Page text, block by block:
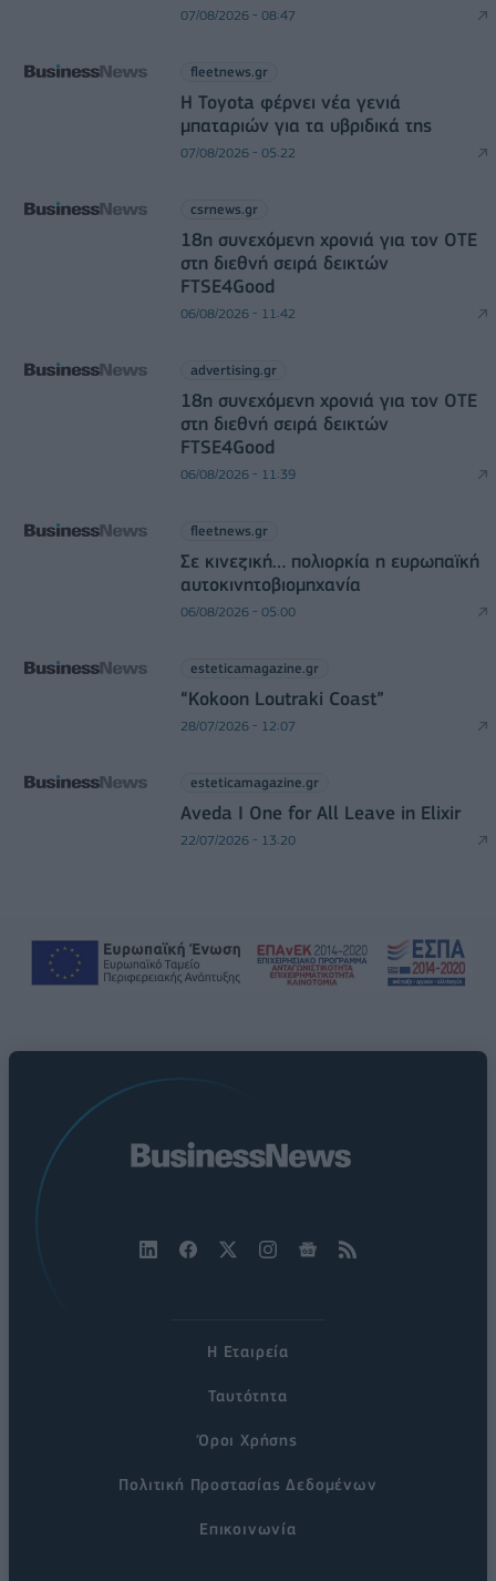
07/08/2026 - 08:47
fleetnews.gr
Η Toyota φέρνει νέα γενιά
μπαταριών για τα υβριδικά της
07/08/2026 - 05:22
csrnews.gr
18η συνεχόμενη χρονιά για τον ΟΤΕ
στη διεθνή σειρά δεικτών
FTSE4Good
06/08/2026 - 11:42
advertising.gr
18η συνεχόμενη χρονιά για τον ΟΤΕ
στη διεθνή σειρά δεικτών
FTSE4Good
06/08/2026 - 11:39
fleetnews.gr
Σε κινεζική… πολιορκία η ευρωπαϊκή
αυτοκινητοβιομηχανία
06/08/2026 - 05:00
esteticamagazine.gr
“Kokoon Loutraki Coast”
28/07/2026 - 12:07
esteticamagazine.gr
Aveda I One for All Leave in Elixir
22/07/2026 - 13:20
Η Εταιρεία
Ταυτότητα
Όροι Χρήσης
Πολιτική Προστασίας Δεδομένων
Επικοινωνία